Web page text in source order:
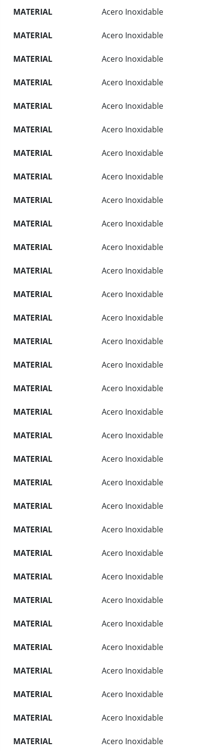
MATERIAL Acero Inoxidable
MATERIAL Acero Inoxidable
MATERIAL Acero Inoxidable
MATERIAL Acero Inoxidable
MATERIAL Acero Inoxidable
MATERIAL Acero Inoxidable
MATERIAL Acero Inoxidable
MATERIAL Acero Inoxidable
MATERIAL Acero Inoxidable
MATERIAL Acero Inoxidable
MATERIAL Acero Inoxidable
MATERIAL Acero Inoxidable
MATERIAL Acero Inoxidable
MATERIAL Acero Inoxidable
MATERIAL Acero Inoxidable
MATERIAL Acero Inoxidable
MATERIAL Acero Inoxidable
MATERIAL Acero Inoxidable
MATERIAL Acero Inoxidable
MATERIAL Acero Inoxidable
MATERIAL Acero Inoxidable
MATERIAL Acero Inoxidable
MATERIAL Acero Inoxidable
MATERIAL Acero Inoxidable
MATERIAL Acero Inoxidable
MATERIAL Acero Inoxidable
MATERIAL Acero Inoxidable
MATERIAL Acero Inoxidable
MATERIAL Acero Inoxidable
MATERIAL Acero Inoxidable
MATERIAL Acero Inoxidable
MATERIAL Acero Inoxidable